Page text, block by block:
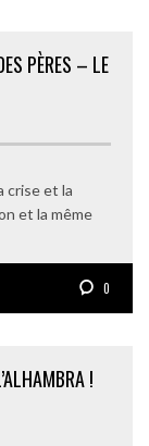
PÈRES – LE
crise et la
et la même
0
!